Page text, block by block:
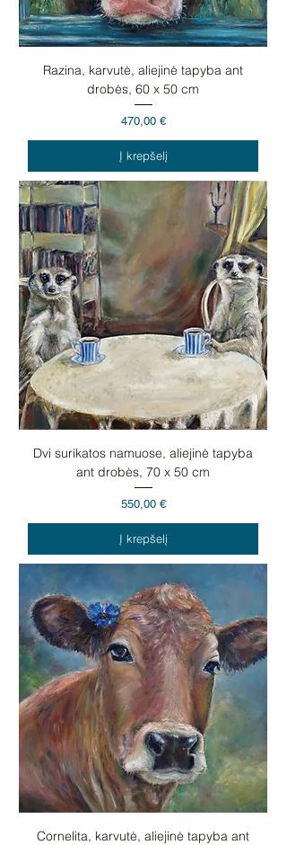
Razina, karvutė, aliejinė tapyba ant
drobės, 60 x 50 cm
Kaina
470,00 €
Į krepšelį
Dvi surikatos namuose, aliejinė tapyba
ant drobės, 70 x 50 cm
Kaina
550,00 €
Į krepšelį
Cornelita, karvutė, aliejinė tapyba ant